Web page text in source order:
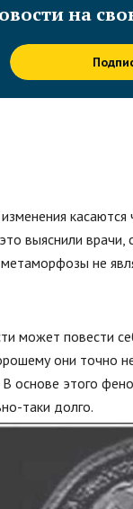
на
касаются
выяснили
не
может повести
они точно
основе этого
таки долго.